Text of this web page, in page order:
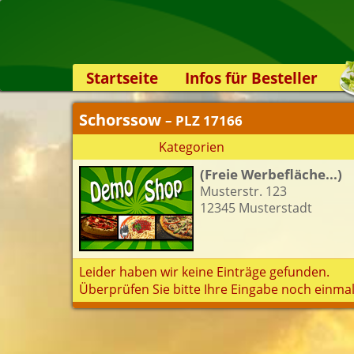
Startseite
Infos für Besteller
Lieferservice-App
Weiterempfehlen
Newsletter
Sicherheit
Kontakt
Schorssow – PLZ 17166
Kategorien
(Freie Werbefläche...)
Musterstr. 123
12345 Musterstadt
Leider haben wir keine Einträge gefunden.
Überprüfen Sie bitte Ihre Eingabe noch